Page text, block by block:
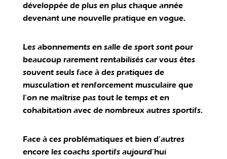
développée de plus en plus chaque année
devenant une nouvelle pratique en vogue.
Les abonnements en salle de sport sont pour
beaucoup rarement rentabilisés car vous êtes
souvent seuls face à des pratiques de
musculation et renforcement musculaire que
l’on ne maîtrise pas tout le temps et en
cohabitation avec de nombreux autres sportifs.
Face à ces problématiques et bien d’autres
encore les coachs sportifs aujourd’hui